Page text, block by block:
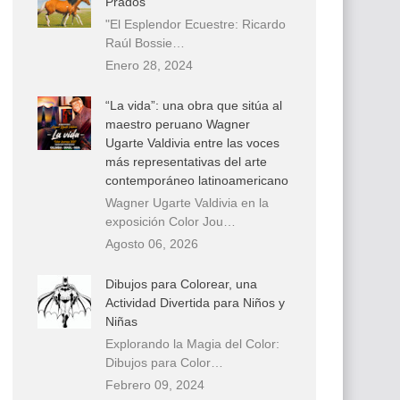
"El Esplendor Ecuestre: Ricardo
Raúl Bossie…
Enero 28, 2024
“La vida”: una obra que sitúa al
maestro peruano Wagner
Ugarte Valdivia entre las voces
más representativas del arte
contemporáneo latinoamericano
Wagner Ugarte Valdivia en la
exposición Color Jou…
Agosto 06, 2026
Dibujos para Colorear, una
Actividad Divertida para Niños y
Niñas
Explorando la Magia del Color:
Dibujos para Color…
Febrero 09, 2024